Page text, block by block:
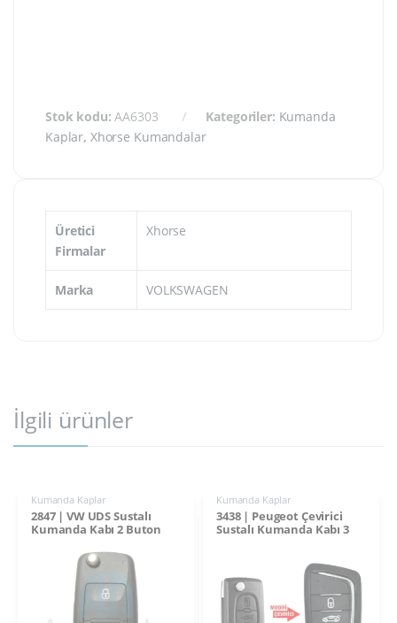
Stok kodu:AA6303 Kategoriler: Kumanda
Kaplar, Xhorse Kumandalar
Üretici
Firmalar
Xhorse
Marka VOLKSWAGEN
İlgili ürünler
Kumanda Kaplar
2847 | VW UDS Sustalı
Kumanda Kabı 2 Buton
Kumanda Kaplar
3438 | Peugeot Çevirici
Sustalı Kumanda Kabı 3